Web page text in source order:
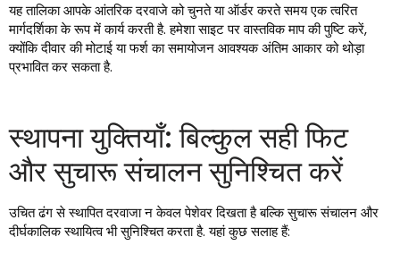
यह तालिका आपके आंतरिक दरवाजे को चुनते या ऑर्डर करते समय एक त्वरित
मार्गदर्शिका के रूप में कार्य करती है. हमेशा साइट पर वास्तविक माप की पुष्टि करें,
क्योंकि दीवार की मोटाई या फर्श का समायोजन आवश्यक अंतिम आकार को थोड़ा
प्रभावित कर सकता है.
स्थापना युक्तियाँ: बिल्कुल सही फिट
और सुचारू संचालन सुनिश्चित करें
उचित ढंग से स्थापित दरवाजा न केवल पेशेवर दिखता है बल्कि सुचारू संचालन और
दीर्घकालिक स्थायित्व भी सुनिश्चित करता है. यहां कुछ सलाह हैं: